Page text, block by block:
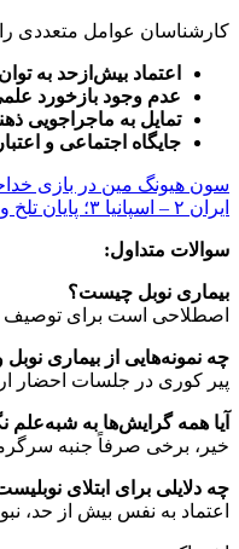
کارشناسان عوامل متعددی را
اعتماد بیش‌ازحد به
عدم وجود بازخورد
تمایل به ماجراجویی
جایگاه اجتماعی و
سون هیونگ مین در بازی
ایران ۲ – اسپانیا ۳؛ پایان تلخ والیبال نوجوانان در جهانی ۲۰۲۵
سوالات متداول:
بیماری نوبل چیست؟
اصطلاحی است برای توصیف
چه نمونه‌هایی از بیماری نوبل
پیر کوری در جلسات احضار
آیا همه گرایش‌ها به شبه‌علم
خیر، برخی صرفاً جنبه
چه دلایلی برای ابتلای
اعتماد به نفس بیش از حد،